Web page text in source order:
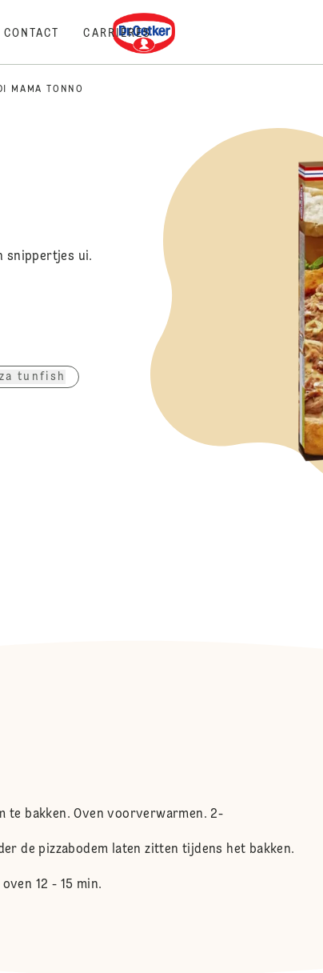
CONTACT CARRIÈRES
Dr. Oetker
MAMA TONNO
snippertjes ui.
tunfish
te bakken. Oven voorverwarmen. 2-
de pizzabodem laten zitten tijdens het bakken.
12 - 15 min.